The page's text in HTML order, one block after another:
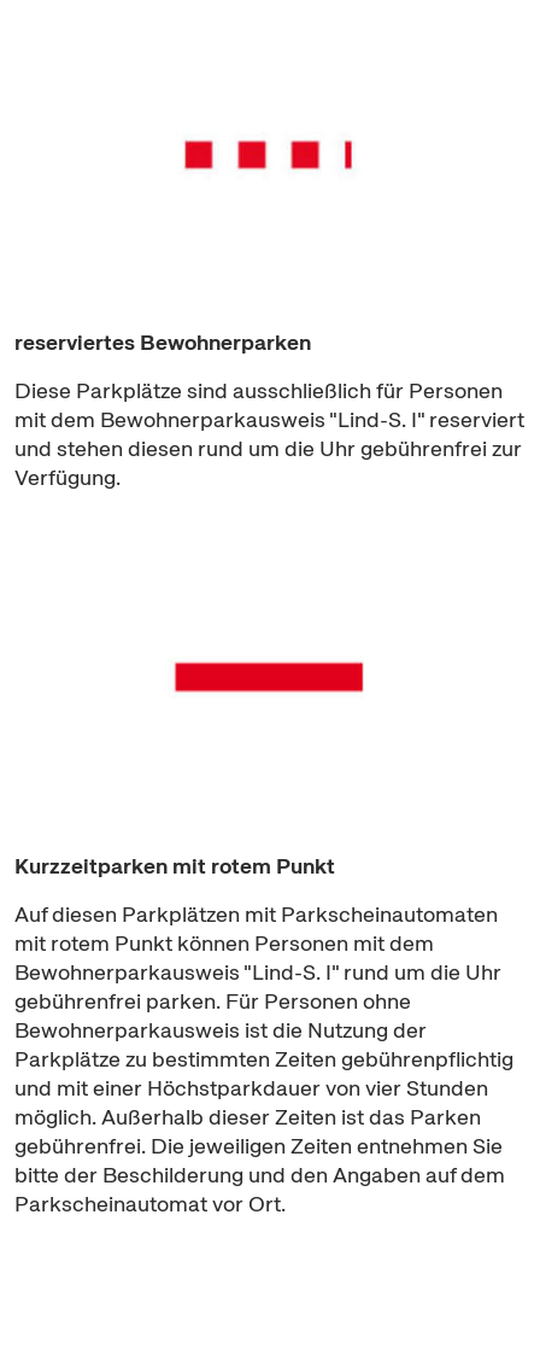
reserviertes Bewohnerparken
Diese Parkplätze sind ausschließlich für Personen
mit dem Bewohnerparkausweis "Lind-S. I" reserviert
und stehen diesen rund um die Uhr gebührenfrei zur
Verfügung.
Kurzzeitparken mit rotem Punkt
Auf diesen Parkplätzen mit Parkscheinautomaten
mit rotem Punkt können Personen mit dem
Bewohnerparkausweis "Lind-S. I" rund um die Uhr
gebührenfrei parken. Für Personen ohne
Bewohnerparkausweis ist die Nutzung der
Parkplätze zu bestimmten Zeiten gebührenpflichtig
und mit einer Höchstparkdauer von vier Stunden
möglich. Außerhalb dieser Zeiten ist das Parken
gebührenfrei. Die jeweiligen Zeiten entnehmen Sie
bitte der Beschilderung und den Angaben auf dem
Parkscheinautomat vor Ort.